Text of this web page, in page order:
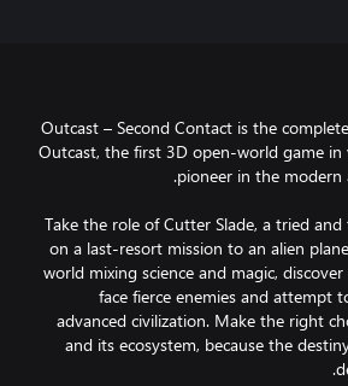
Outcast – Second Contact is the
Outcast, the first 3D open-world game
Take the role of Cutter Slade, a tried
on a last-resort mission to an alien
world mixing science and magic,
face fierce enemies and attempt
advanced civilization. Make the right
and its ecosystem, because the